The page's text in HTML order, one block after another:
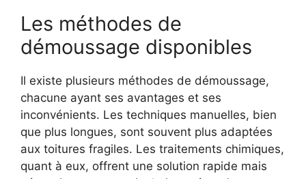
Les méthodes de
démoussage disponibles
Il existe plusieurs méthodes de démoussage,
chacune ayant ses avantages et ses
inconvénients. Les techniques manuelles, bien
que plus longues, sont souvent plus adaptées
aux toitures fragiles. Les traitements chimiques,
quant à eux, offrent une solution rapide mais